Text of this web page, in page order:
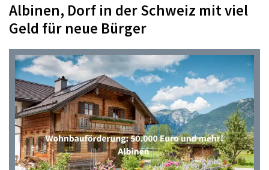
Albinen, Dorf in der Schweiz mit viel
Geld für neue Bürger